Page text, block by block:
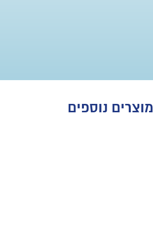
מוצרים נוספים